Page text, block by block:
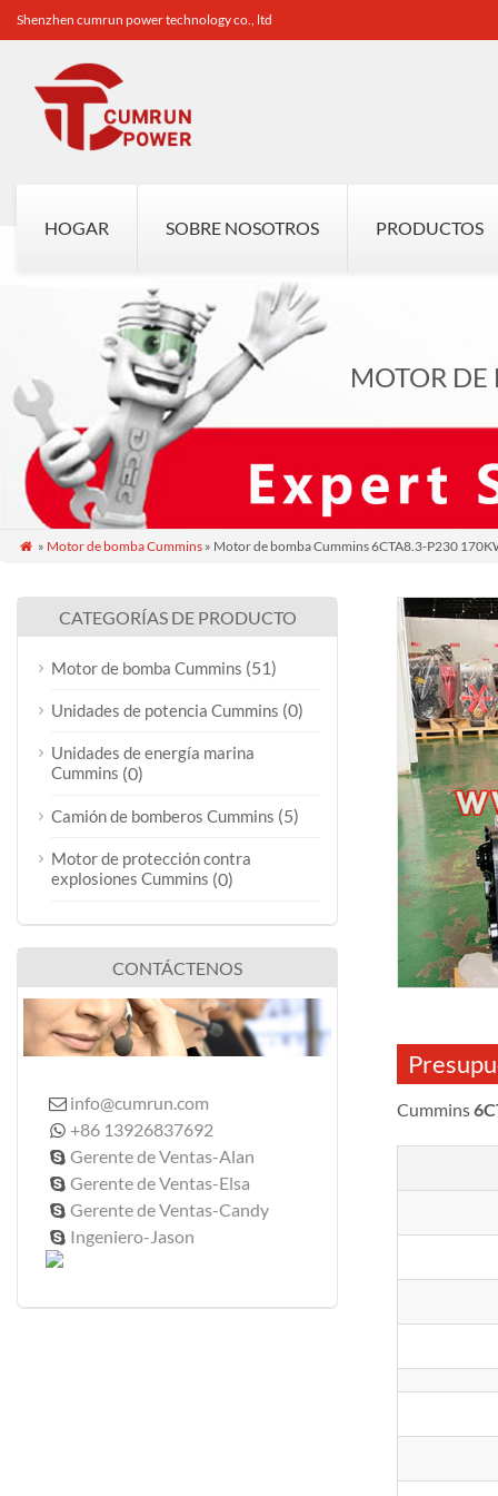
Shenzhen cumrun power technology co., ltd
HOGAR SOBRE NOSOTROS PRODUCTOS
MOTOR
 » Motor de bomba Cummins» Motor de bomba Cummins 6CTA8.3-P230
Cummins
CATEGORÍAS DE PRODUCTO
Motor de bomba Cummins (51)
Unidades de potencia Cummins (0)
Unidades de energía marina
Cummins (0)
Camión de bomberos Cummins (5)
Motor de protección contra
explosiones Cummins (0)
CONTÁCTENOS
 info@cumrun.com
 +86 13926837692
 Gerente de Ventas-Alan
 Gerente de Ventas-Elsa
 Gerente de Ventas-Candy
 Ingeniero-Jason